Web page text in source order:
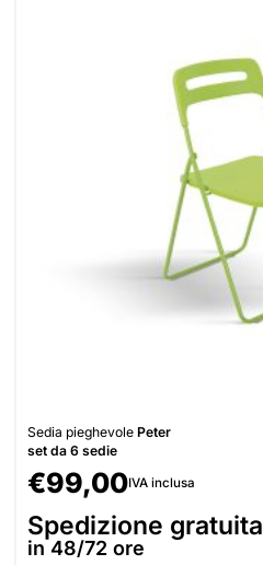
Sedia pieghevole Peter
set da 6 sedie
€99,00IVA inclusa
Spedizione gratuita
in 48/72 ore